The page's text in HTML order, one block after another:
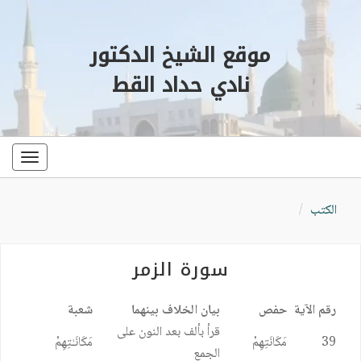
موقع الشيخ الدكتور
نادي حداد القط
الكتب
سورة الزمر
رقم الآية حفص بيان الخلاف بينهما
شعبة
39
مَكَانَتِهِمْ
قرأ بألف بعد النون على
الجمع
مَكَانَـٰتِهِمْ